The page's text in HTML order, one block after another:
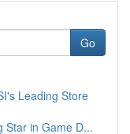
Go
Leading Store
Star in Game D...